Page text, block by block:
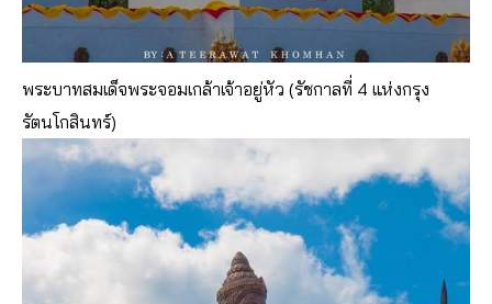
พระบาทสมเด็จพระจอมเกล้าเจ้าอยู่หัว (รัชกาลที่ 4 แห่งกรุง
รัตนโกสินทร์)